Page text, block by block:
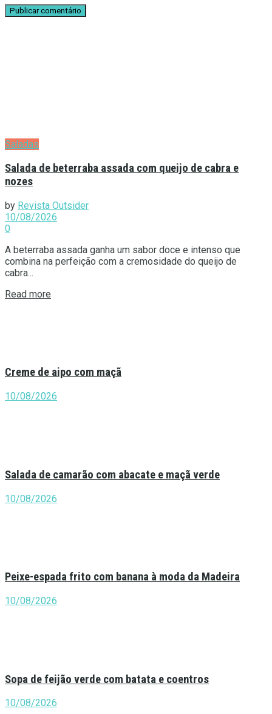
Saladas
Salada de beterraba assada com queijo de cabra e
nozes
by Revista Outsider
10/08/2026
0
A beterraba assada ganha um sabor doce e intenso que
combina na perfeição com a cremosidade do queijo de
cabra...
Read more
Creme de aipo com maçã
10/08/2026
Salada de camarão com abacate e maçã verde
10/08/2026
Peixe-espada frito com banana à moda da Madeira
10/08/2026
Sopa de feijão verde com batata e coentros
10/08/2026